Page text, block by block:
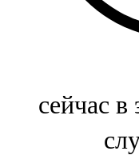
Биләр
Болгар
сейчас в